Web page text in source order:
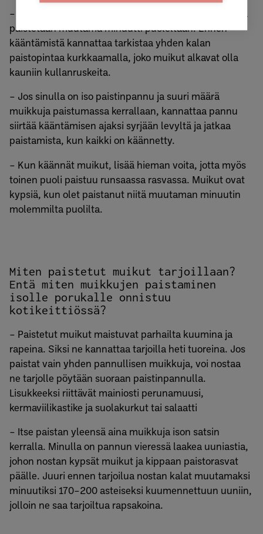
– Muikut käännetään kerran paistamisen aikana. Niitä
paistetaan muutama minuutti puoleltaan. Ennen
kääntämistä kannattaa tarkistaa yhden kalan
paistopintaa kurkkaamalla, joko muikut alkavat olla
kauniin kullanruskeita.
– Jos sinulla on iso paistinpannu ja suuri määrä
muikkuja paistumassa kerrallaan, kannattaa pannu
siirtää kääntämisen ajaksi syrjään levyltä ja jatkaa
paistamista, kun kaikki on käännetty.
– Kun käännät muikut, lisää hieman voita, jotta myös
toinen puoli paistuu runsaassa rasvassa. Muikut ovat
kypsiä, kun olet paistanut niitä muutaman minuutin
molemmilta puolilta.
Miten paistetut muikut tarjoillaan?
Entä miten muikkujen paistaminen
isolle porukalle onnistuu
kotikeittiössä?
– Paistetut muikut maistuvat parhailta kuumina ja
rapeina. Siksi ne kannattaa tarjoilla heti tuoreina. Jos
paistat vain yhden pannullisen muikkuja, voi nostaa
ne tarjolle pöytään suoraan paistinpannulla.
Lisukkeeksi riittävät mainiosti perunamuusi,
kermaviilikastike ja suolakurkut tai salaatti
– Itse paistan yleensä aina muikkuja ison satsin
kerralla. Minulla on pannun vieressä laakea uuniastia,
johon nostan kypsät muikut ja kippaan paistorasvat
päälle. Juuri ennen tarjoilua nostan kalat muutamaksi
minuutiksi 170–200 asteiseksi kuumennettuun uuniin,
jolloin ne saa tarjoiltua rapsakoina.